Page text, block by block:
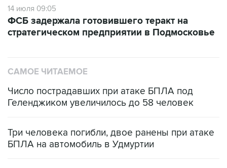
14 июля 09:05
ФСБ задержала готовившего теракт на
стратегическом предприятии в Подмосковье
САМОЕ ЧИТАЕМОЕ
Число пострадавших при атаке БПЛА под
Геленджиком увеличилось до 58 человек
Три человека погибли, двое ранены при атаке
БПЛА на автомобиль в Удмуртии